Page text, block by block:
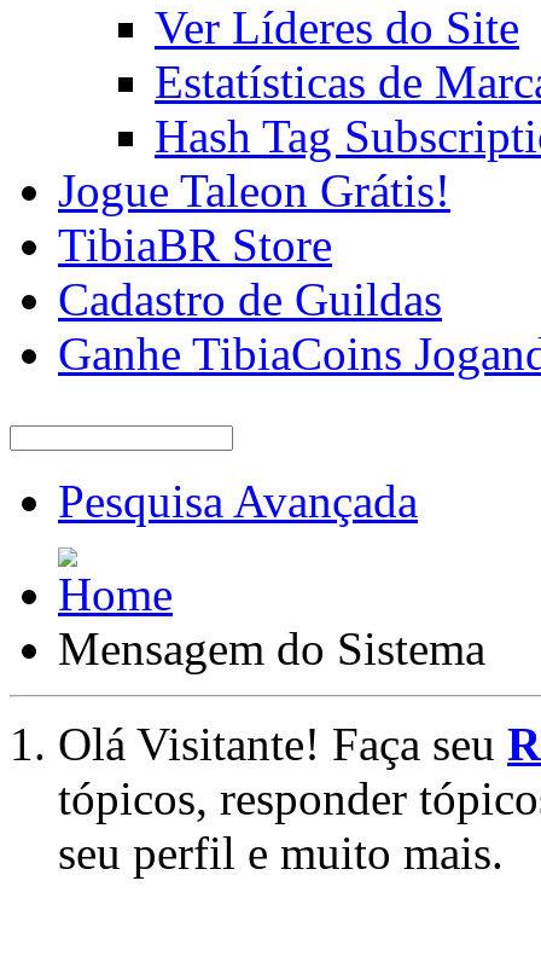
Ver Líderes do Site
Estatísticas de
Hash Tag
Jogue Taleon Grátis!
TibiaBR Store
Cadastro de Guildas
Ganhe TibiaCoins
Pesquisa Avançada
Mensagem do Sistema
Olá Visitante! Faça seu
tópicos, responder
seu perfil e muito mais.